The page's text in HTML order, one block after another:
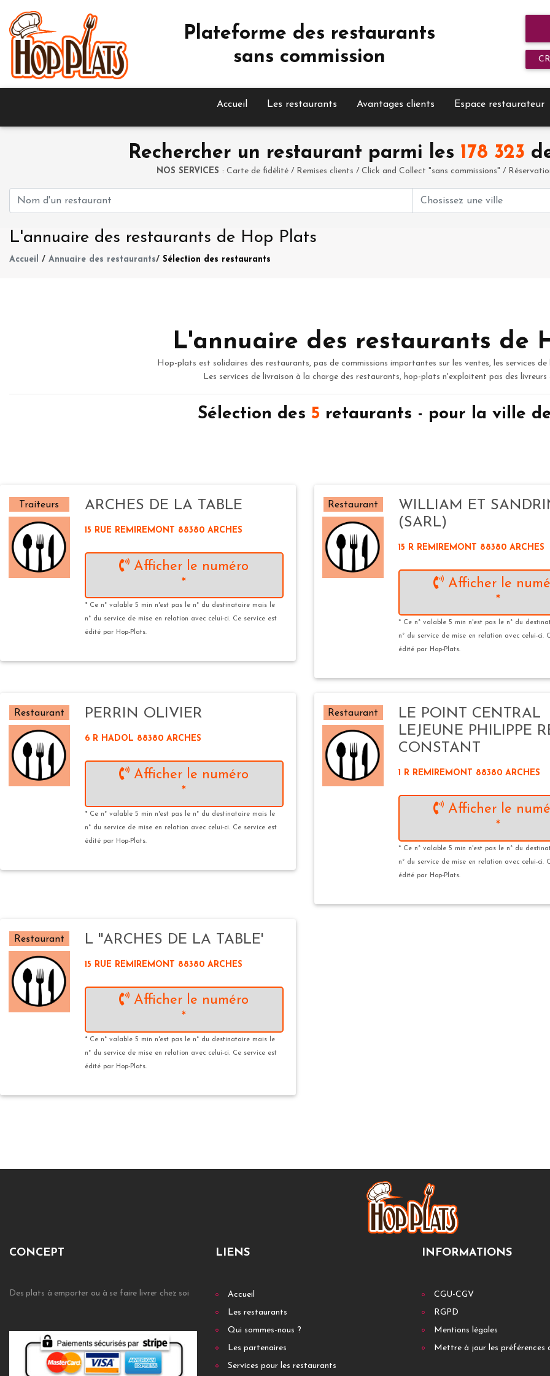
Plateforme des restaurants
sans commission
Accueil Les restaurants Avantages clients Espace restaurateur
Rechercher un restaurant parmi les 178 323
NOS SERVICES : Carte de fidélité / Remises clients / Click and Collect "sans commissions" /
L'annuaire des restaurants de Hop Plats
Accueil / Annuaire des restaurants/ Sélection des restaurants
L'annuaire des restaurants de
Hop-plats est solidaires des restaurants, pas de commissions importantes sur les ventes, les services
Les services de livraison à la charge des restaurants, hop-plats n'exploitent pas des
Sélection des 5 retaurants - pour la ville de
Traiteurs ARCHES DE LA TABLE
15 RUE REMIREMONT 88380 ARCHES
Afficher le numéro
*
* Ce n° valable 5 min n'est pas le n° du destinataire mais le
n° du service de mise en relation avec celui-ci. Ce service est
édité par Hop-Plats.
Restaurant
WILLIAM ET
(SARL)
15 R REMIREMONT 88380 ARCHES
Afficher le
*
* Ce n° valable 5 min n'est pas le n° du
n° du service de mise en relation avec celui-ci.
édité par Hop-Plats.
Restaurant PERRIN OLIVIER
6 R HADOL 88380 ARCHES
Afficher le numéro
*
* Ce n° valable 5 min n'est pas le n° du destinataire mais le
n° du service de mise en relation avec celui-ci. Ce service est
édité par Hop-Plats.
Restaurant
LE POINT CENTRAL
LEJEUNE PHILIPPE
CONSTANT
1 R REMIREMONT 88380 ARCHES
Afficher le
*
* Ce n° valable 5 min n'est pas le n° du
n° du service de mise en relation avec celui-ci.
édité par Hop-Plats.
Restaurant L ''ARCHES DE LA TABLE'
15 RUE REMIREMONT 88380 ARCHES
Afficher le numéro
*
* Ce n° valable 5 min n'est pas le n° du destinataire mais le
n° du service de mise en relation avec celui-ci. Ce service est
édité par Hop-Plats.
CONCEPT
Des plats à emporter ou à se faire livrer chez soi
LIENS
Accueil
Les restaurants
Qui sommes-nous ?
Les partenaires
Services pour les restaurants
INFORMATIONS
CGU-CGV
RGPD
Mentions légales
Mettre à jour les préférences